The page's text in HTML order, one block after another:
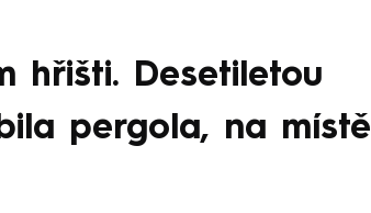
hřišti. Desetiletou
pergola, na místě